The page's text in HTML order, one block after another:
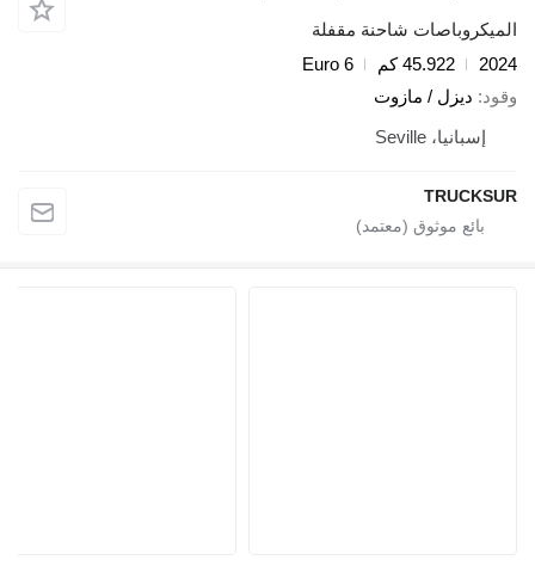
شاحنة مقفلة
45.922 كم
Euro 6
ديزل / مازوت
إسبانيا، Seville